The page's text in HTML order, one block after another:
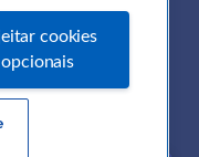
cookies
opcionais